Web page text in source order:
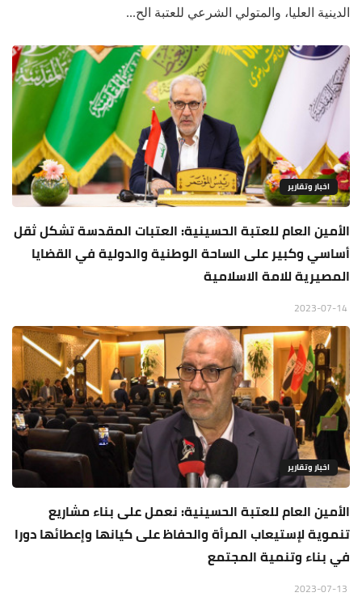
الدينية العليا، والمتولي الشرعي للعتبة الح...
اخبار وتقارير
الأمين العام للعتبة الحسينية: العتبات المقدسة تشكل ثقل
أساسي وكبير على الساحة الوطنية والدولية في القضايا
المصيرية للامة الاسلامية
اخبار وتقارير
الأمين العام للعتبة الحسينية: نعمل على بناء مشاريع
تنموية لإستيعاب المرأة والحفاظ على كيانها وإعطائها دورا
في بناء وتنمية المجتمع